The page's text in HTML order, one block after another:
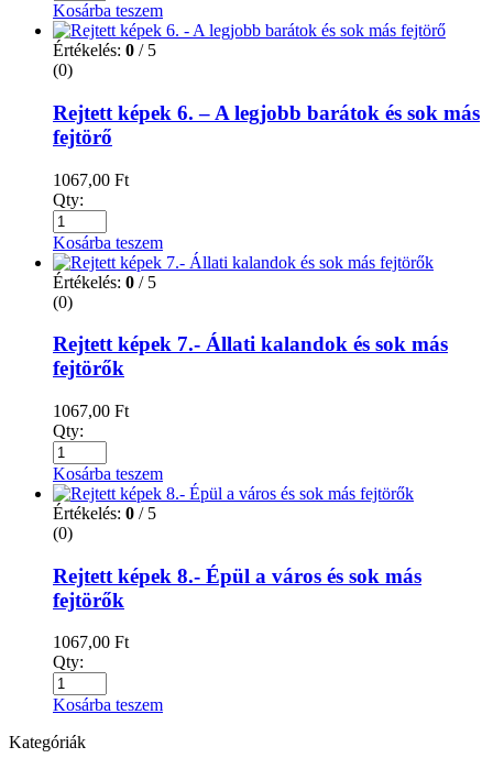
Kosárba teszem
Értékelés: 0 / 5
(0)
Rejtett képek 6. – A legjobb barátok és sok más
fejtörő
1067,00 Ft
Qty:
Kosárba teszem
Értékelés: 0 / 5
(0)
Rejtett képek 7.- Állati kalandok és sok más
fejtörők
1067,00 Ft
Qty:
Kosárba teszem
Értékelés: 0 / 5
(0)
Rejtett képek 8.- Épül a város és sok más
fejtörők
1067,00 Ft
Qty:
Kosárba teszem
Kategóriák